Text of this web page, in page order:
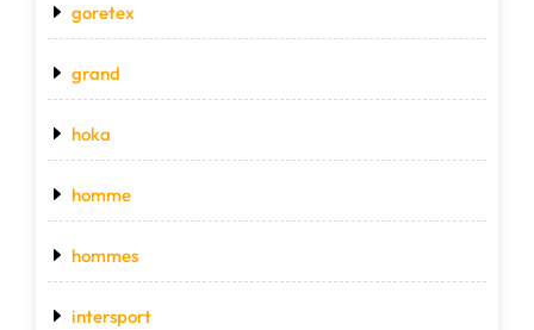
goretex
grand
hoka
homme
hommes
intersport